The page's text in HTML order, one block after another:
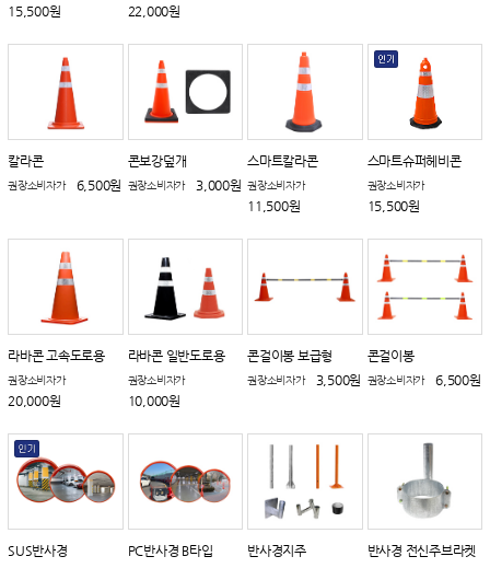
15,500원 22,000원
칼라콘
권장소비자가 6,500원
콘보강덮개
권장소비자가 3,000원
스마트칼라콘
권장소비자가
11,500원
스마트슈퍼헤비콘
권장소비자가
15,500원
라바콘 고속도로용
권장소비자가
20,000원
라바콘 일반도로용
권장소비자가
10,000원
콘걸이봉 보급형
권장소비자가 3,500원
콘걸이봉
권장소비자가 6,500원
SUS반사경 PC반사경 B타입 반사경지주 반사경 전신주브라켓